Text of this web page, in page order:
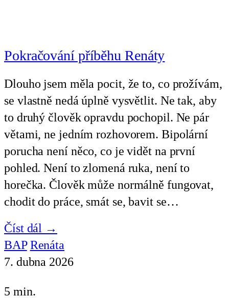
Pokračování příběhu Renáty
Dlouho jsem měla pocit, že to, co prožívám,
se vlastně nedá úplně vysvětlit. Ne tak, aby
to druhý člověk opravdu pochopil. Ne pár
větami, ne jedním rozhovorem. Bipolární
porucha není něco, co je vidět na první
pohled. Není to zlomená ruka, není to
horečka. Člověk může normálně fungovat,
chodit do práce, smát se, bavit se…
Číst dál →
BAP Renáta
7. dubna 2026
5 min.